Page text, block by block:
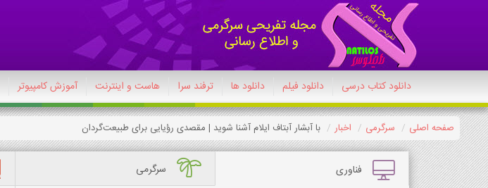
دانلود کتاب درسی دانلود فیلم دانلود ها ترفند سرا هاست و اینترنت آموزش کامپیوتر
صفحه اصلی سرگرمی اخبار با آبشار آبتاف ایلام آشنا شوید | مقصدی رؤیایی برای طبیعت‌گردان
فناوری سرگرمی